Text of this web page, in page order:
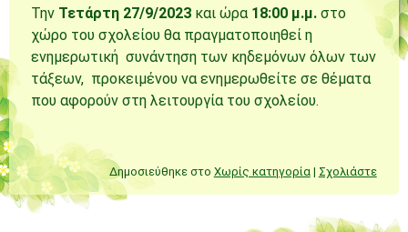
Την Τετάρτη 27/9/2023 και ώρα 18:00 μ.μ. στο
χώρο του σχολείου θα πραγματοποιηθεί η
ενημερωτική συνάντηση των κηδεμόνων όλων των
τάξεων, προκειμένου να ενημερωθείτε σε θέματα
που αφορούν στη λειτουργία του σχολείου.
Δημοσιεύθηκε στο Χωρίς κατηγορία | Σχολιάστε